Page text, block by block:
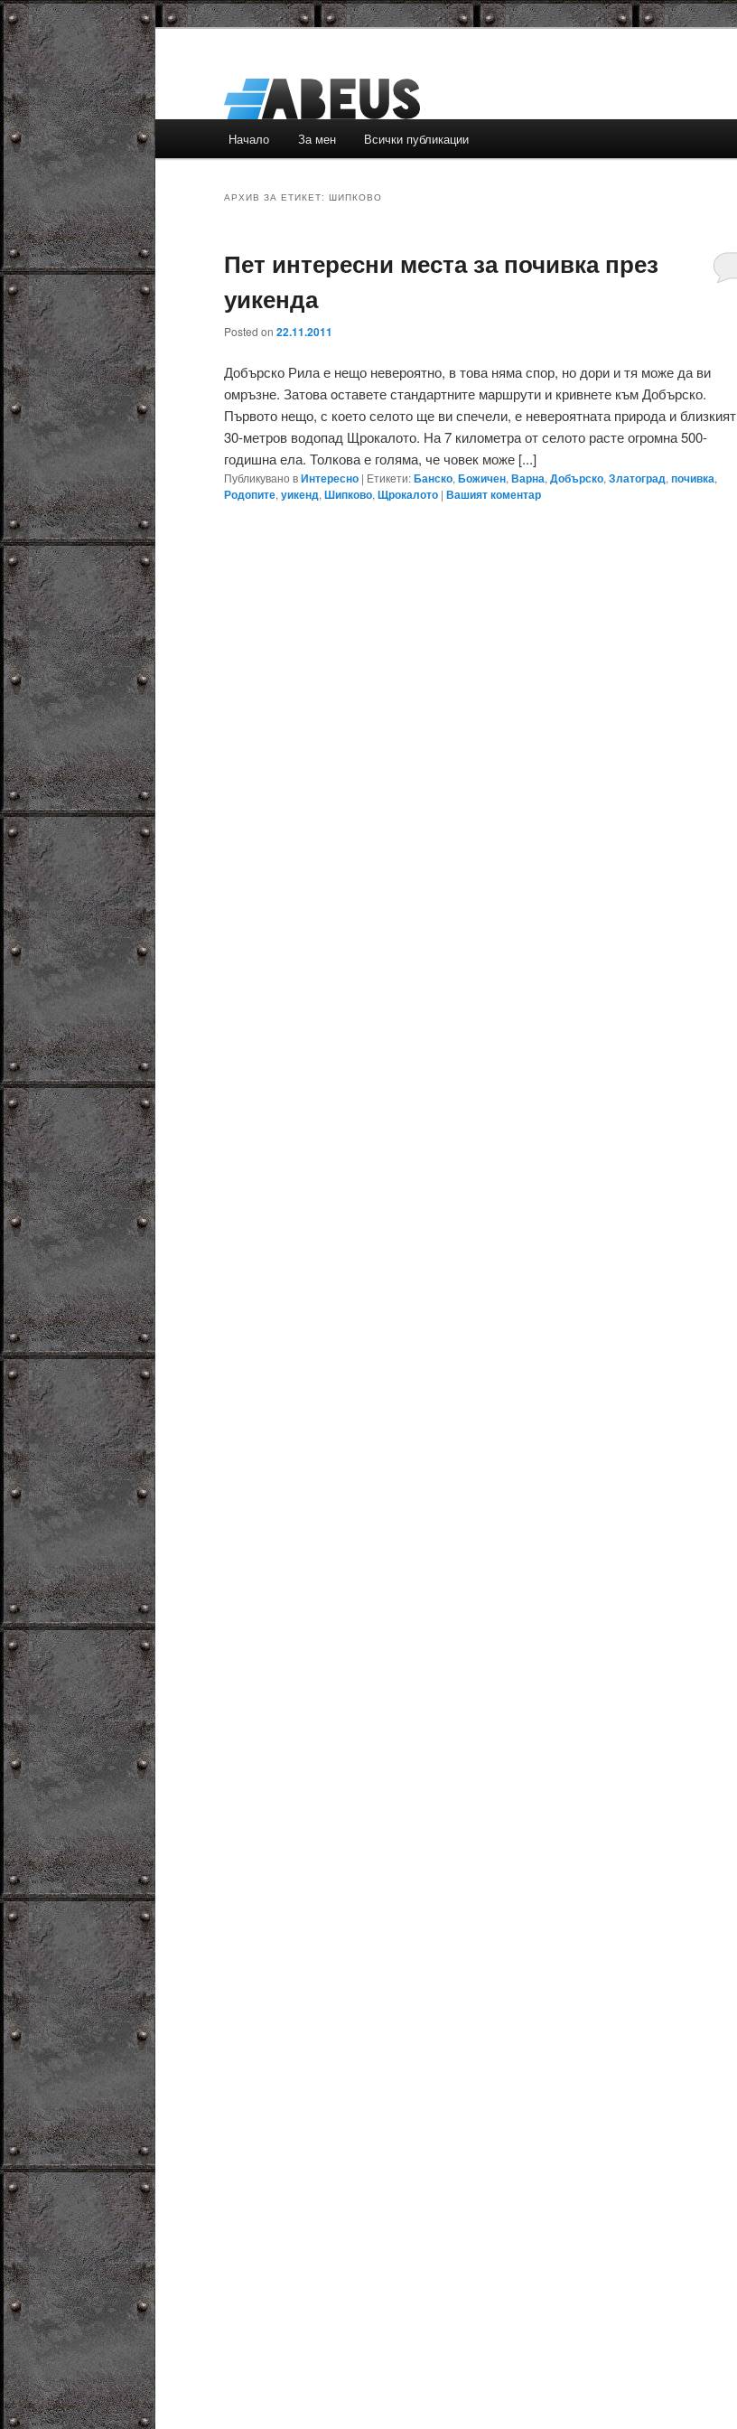
Към
Към
Начало За мен Всички публикации
АРХИВ ЗА ЕТИКЕТ: ШИПКОВО
Пет интересни места за почивка през
уикенда
Posted on 22.11.2011
Добърско Рила е нещо невероятно, в това няма спор, но дори и тя може да ви
омръзне. Затова oставете стандартните маршрути и кривнете към Добърско.
Първото нещо, с което селото ще ви спечели, е невероятната природа и близкият
30-метров водопад Щрокалото. На 7 километра от селото расте огромна 500-
годишна ела. Толкова е голяма, че човек може [...]
Публикувано вИнтересно | Етикети:Банско, Божичен, Варна, Добърско, Златоград, почивка,
Родопите, уикенд, Шипково, Щрокалото | Вашият коментар